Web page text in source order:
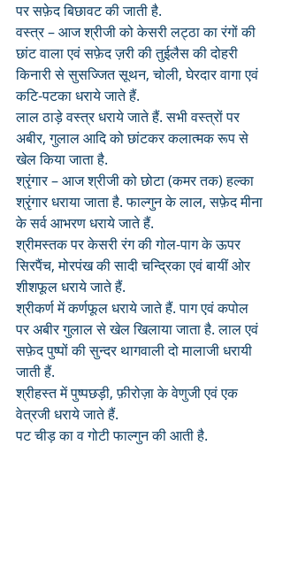
पर सफ़ेद बिछावट की जाती है.
वस्त्र – आज श्रीजी को केसरी लट्ठा का रंगों की
छांट वाला एवं सफ़ेद ज़री की तुईलैस की दोहरी
किनारी से सुसज्जित सूथन, चोली, घेरदार वागा एवं
कटि-पटका धराये जाते हैं.
लाल ठाड़े वस्त्र धराये जाते हैं. सभी वस्त्रों पर
अबीर, गुलाल आदि को छांटकर कलात्मक रूप से
खेल किया जाता है.
श्रृंगार – आज श्रीजी को छोटा (कमर तक) हल्का
श्रृंगार धराया जाता है. फाल्गुन के लाल, सफ़ेद मीना
के सर्व आभरण धराये जाते हैं.
श्रीमस्तक पर केसरी रंग की गोल-पाग के ऊपर
सिरपैंच, मोरपंख की सादी चन्द्रिका एवं बायीं ओर
शीशफूल धराये जाते हैं.
श्रीकर्ण में कर्णफूल धराये जाते हैं. पाग एवं कपोल
पर अबीर गुलाल से खेल खिलाया जाता है. लाल एवं
सफ़ेद पुष्पों की सुन्दर थागवाली दो मालाजी धरायी
जाती हैं.
श्रीहस्त में पुष्पछड़ी, फ़ीरोज़ा के वेणुजी एवं एक
वेत्रजी धराये जाते हैं.
पट चीड़ का व गोटी फाल्गुन की आती है.